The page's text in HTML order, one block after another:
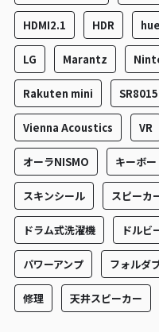
HDMI2.1 HDR
LG Marantz
Rakuten mini SR8015
Vienna Acoustics VR
オーラNISMO キーボ
スキンシール スピーカ
ドラム式洗濯機 ドルビ
パワーアンプ フォルダ
修理 天井スピーカー